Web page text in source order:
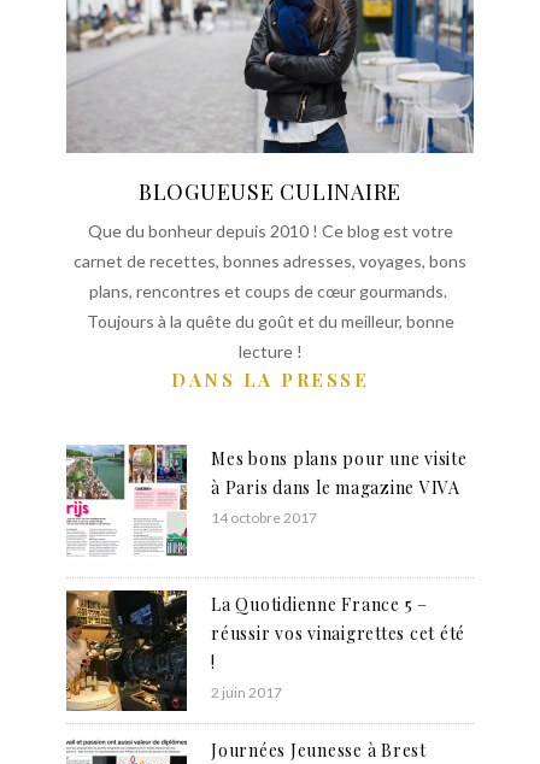
BLOGUEUSE CULINAIRE
Que du bonheur depuis 2010 ! Ce blog est votre
carnet de recettes, bonnes adresses, voyages, bons
plans, rencontres et coups de cœur gourmands.
Toujours à la quête du goût et du meilleur, bonne
lecture !
DANS LA PRESSE
Mes bons plans pour une visite
à Paris dans le magazine VIVA
14 octobre 2017
La Quotidienne France 5 –
réussir vos vinaigrettes cet été
!
2 juin 2017
Journées Jeunesse à Brest